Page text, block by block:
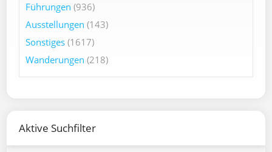
Führungen (936)
Ausstellungen (143)
Sonstiges (1617)
Wanderungen (218)
Aktive Suchfilter